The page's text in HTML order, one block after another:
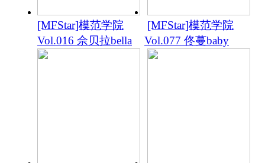
[MFStar]模范学院
Vol.016 佘贝拉bella
[MFStar]模范学院
Vol.077 佟蔓baby